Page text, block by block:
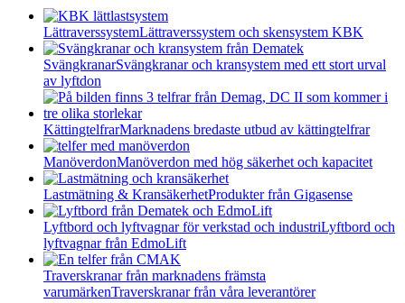
LättraverssystemLättraverssystem och skensystem KBK
SvängkranarSvängkranar och kransystem med ett stort urval
av lyftdon
KättingtelfrarMarknadens bredaste utbud av kättingtelfrar
ManöverdonManöverdon med hög säkerhet och kapacitet
Lastmätning & KransäkerhetProdukter från Gigasense
Lyftbord och lyftvagnar för verkstad och industriLyftbord och
lyftvagnar från EdmoLift
Traverskranar från marknadens främsta
varumärkenTraverskranar från våra leverantörer